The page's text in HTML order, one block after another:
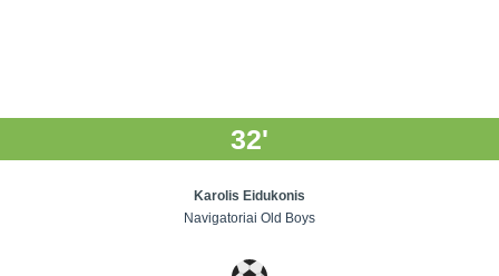
32'
Karolis Eidukonis
Navigatoriai Old Boys